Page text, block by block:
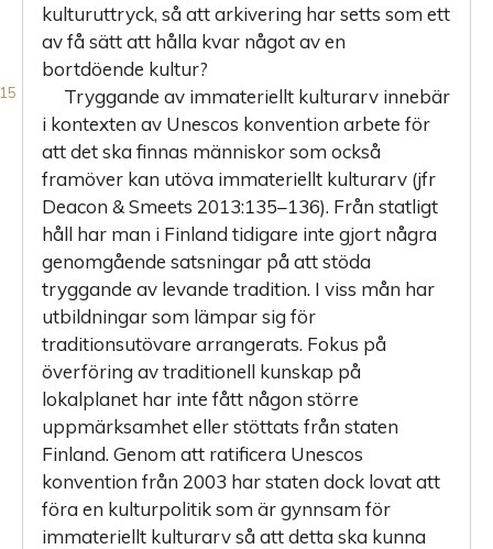
kulturuttryck, så att arkivering har setts som ett
av få sätt att hålla kvar något av en
bortdöende kultur?
Tryggande av immateriellt kulturarv innebär
i kontexten av Unescos konvention arbete för
att det ska finnas människor som också
framöver kan utöva immateriellt kulturarv (jfr
Deacon & Smeets 2013:135–136). Från statligt
håll har man i Finland tidigare inte gjort några
genomgående satsningar på att stöda
tryggande av levande tradition. I viss mån har
utbildningar som lämpar sig för
traditionsutövare arrangerats. Fokus på
överföring av traditionell kunskap på
lokalplanet har inte fått någon större
uppmärksamhet eller stöttats från staten
Finland. Genom att ratificera Unescos
konvention från 2003 har staten dock lovat att
föra en kulturpolitik som är gynnsam för
immateriellt kulturarv så att detta ska kunna